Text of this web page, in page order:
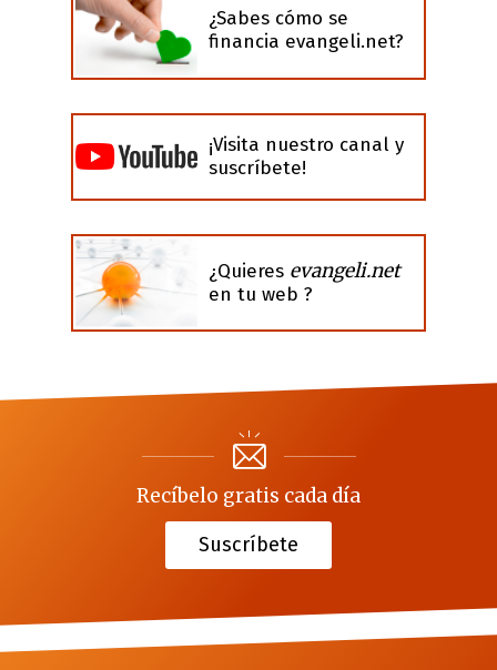
¿Sabes cómo se
financia evangeli.net?
¡Visita nuestro canal y
suscríbete!
¿Quieres evangeli.net
en tu web ?
Recíbelo gratis cada día
Suscríbete